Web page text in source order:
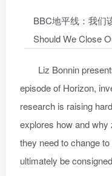
BBC地平线：我们
Should We Close
Liz Bonnin
episode of Horizon,
research is raising
explores how and
they need to change
ultimately be